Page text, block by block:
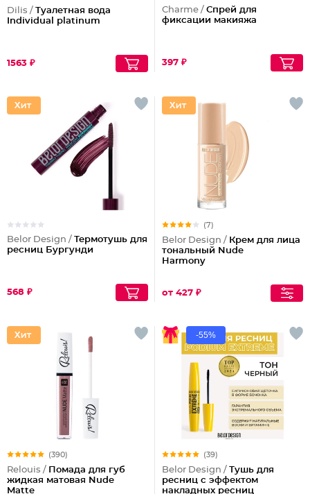
Dilis / Туалетная вода
Individual platinum
1563 ₽
Charme / Спрей для
фиксации макияжа
397 ₽
Belor Design / Термотушь для
ресниц Бургунди
568 ₽
(7)
Belor Design / Крем для лица
тональный Nude
Harmony
от 427 ₽
(390)
Relouis / Помада для губ
жидкая матовая Nude
Matte
-55%
(39)
Belor Design / Тушь для
ресниц с эффектом
накладных ресниц